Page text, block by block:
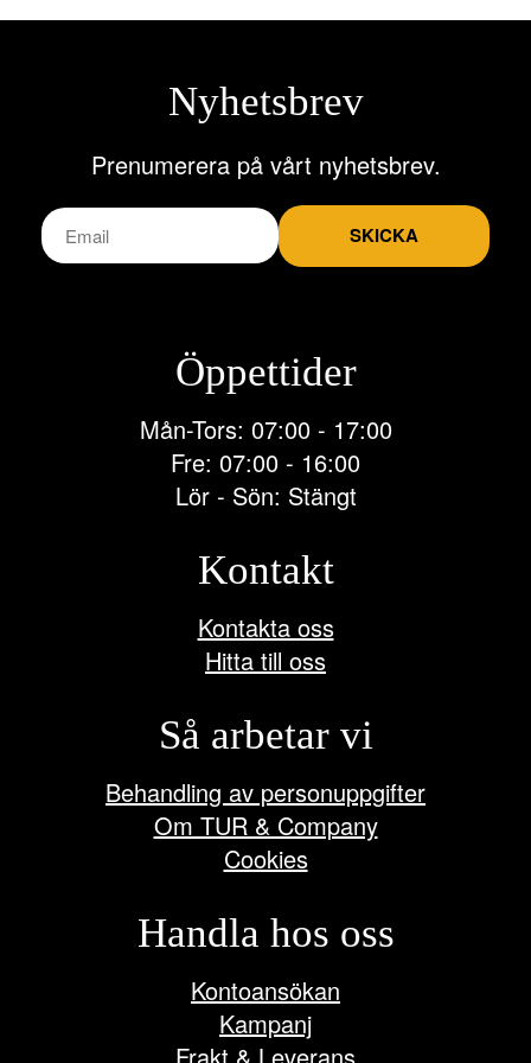
Nyhetsbrev
Prenumerera på vårt nyhetsbrev.
SKICKA
Öppettider
Mån-Tors: 07:00 - 17:00
Fre: 07:00 - 16:00
Lör - Sön: Stängt
Kontakt
Kontakta oss
Hitta till oss
Så arbetar vi
Behandling av personuppgifter
Om TUR & Company
Cookies
Handla hos oss
Kontoansökan
Kampanj